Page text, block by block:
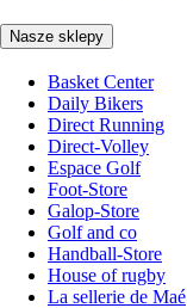
Nasze sklepy
Basket Center
Daily Bikers
Direct Running
Direct-Volley
Espace Golf
Foot-Store
Galop-Store
Golf and co
Handball-Store
House of rugby
La sellerie de Maé